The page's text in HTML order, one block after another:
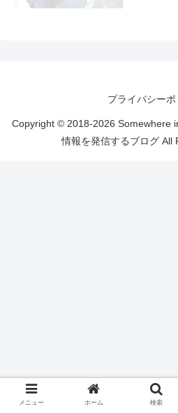
プライバシーポ
Copyright © 2018-2026 Somewhere
情報を発信するブログ All
メニュー ホーム 検索